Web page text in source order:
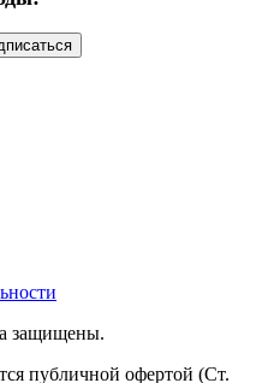
защищены.
публичной офертой (Ст.